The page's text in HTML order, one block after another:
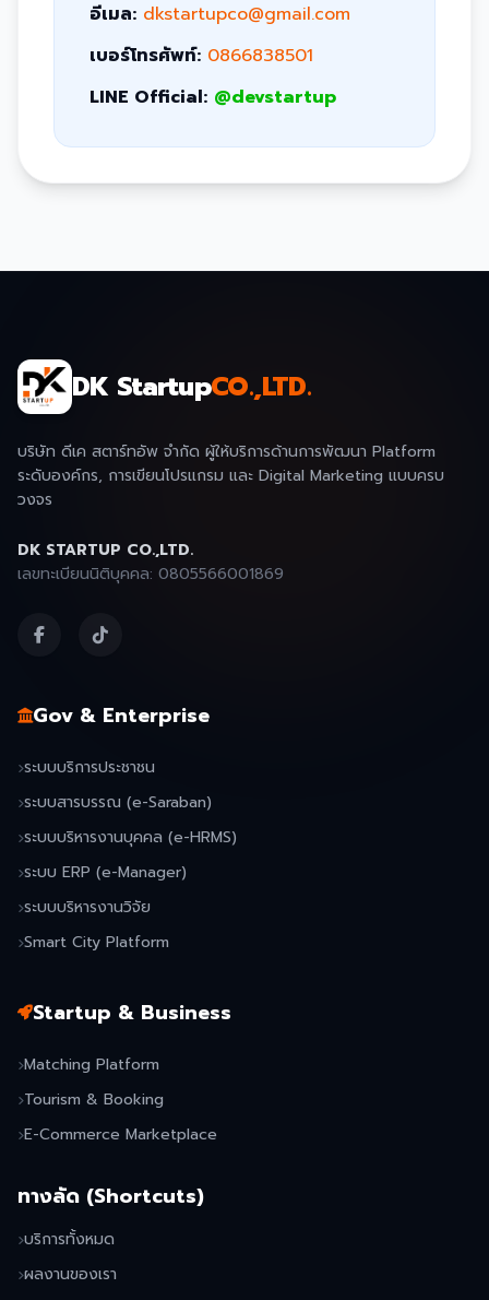
อีเมล: dkstartupco@gmail.com
เบอร์โทรศัพท์: 0866838501
LINE Official: @devstartup
DK StartupCO.,LTD.
บริษัท ดีเค สตาร์ทอัพ จำกัด ผู้ให้บริการด้านการพัฒนา Platform
ระดับองค์กร, การเขียนโปรแกรม และ Digital Marketing แบบครบ
วงจร
DK STARTUP CO.,LTD.
เลขทะเบียนนิติบุคคล: 0805566001869
Gov & Enterprise
ระบบบริการประชาชน
ระบบสารบรรณ (e-Saraban)
ระบบบริหารงานบุคคล (e-HRMS)
ระบบ ERP (e-Manager)
ระบบบริหารงานวิจัย
Smart City Platform
Startup & Business
Matching Platform
Tourism & Booking
E-Commerce Marketplace
ทางลัด (Shortcuts)
บริการทั้งหมด
ผลงานของเรา